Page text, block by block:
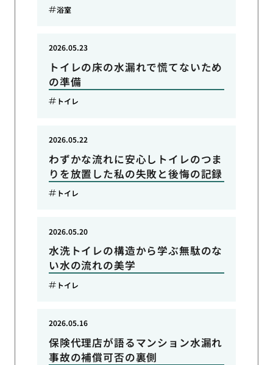
浴室
トイレの床の水漏れで慌てないため
の準備
2026.05.23
トイレ
わずかな流れに安心しトイレのつま
りを放置した私の失敗と後悔の記録
2026.05.22
トイレ
水洗トイレの構造から学ぶ無駄のな
い水の流れの美学
2026.05.20
トイレ
保険代理店が語るマンション水漏れ
事故の補償可否の裏側
2026.05.16